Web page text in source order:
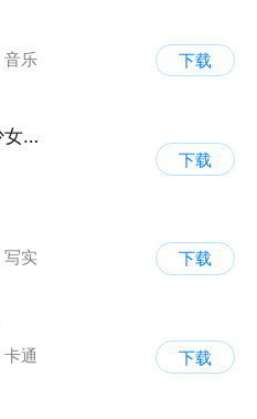
音乐
下载
梦想协奏曲！少女乐团派对！
下载
写实
下载
卡通
下载